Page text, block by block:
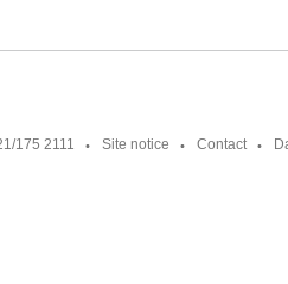
175 2111 Site notice Contact